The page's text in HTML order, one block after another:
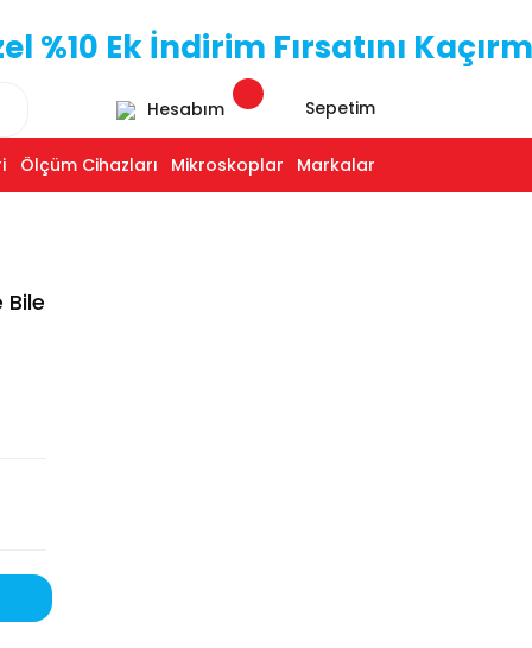
Ek İndirim Fırsatını
Hesabım Sepetim
Ölçüm Cihazları Mikroskoplar Markalar